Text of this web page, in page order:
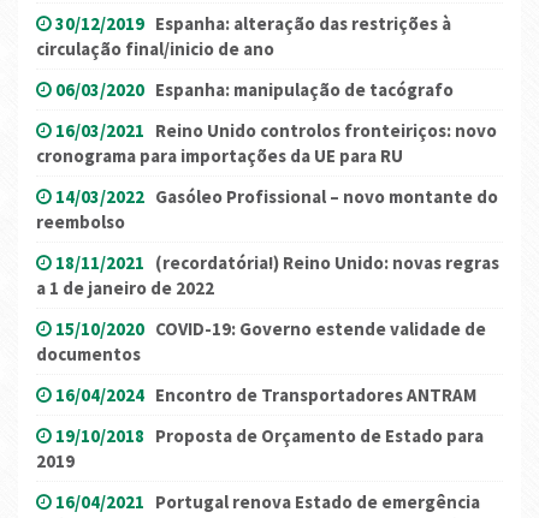
30/12/2019 Espanha: alteração das restrições à
circulação final/inicio de ano
06/03/2020 Espanha: manipulação de tacógrafo
16/03/2021 Reino Unido controlos fronteiriços: novo
cronograma para importações da UE para RU
14/03/2022 Gasóleo Profissional – novo montante do
reembolso
18/11/2021 (recordatória!) Reino Unido: novas regras
a 1 de janeiro de 2022
15/10/2020 COVID-19: Governo estende validade de
documentos
16/04/2024 Encontro de Transportadores ANTRAM
19/10/2018 Proposta de Orçamento de Estado para
2019
16/04/2021 Portugal renova Estado de emergência